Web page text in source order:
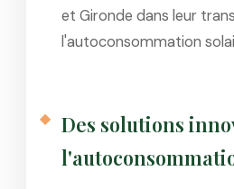
et Gironde dans leur
l'autoconsommation
Des solutions